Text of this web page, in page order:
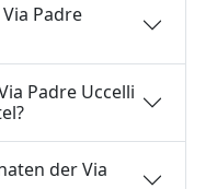
Padre
Padre Uccelli
der Via